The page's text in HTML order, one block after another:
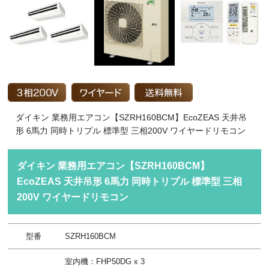
ダイキン 業務用エアコン【SZRH160BCM】EcoZEAS 天井吊
形 6馬力 同時トリプル 標準型 三相200V ワイヤードリモコン
ダイキン 業務用エアコン【SZRH160BCM】
EcoZEAS 天井吊形 6馬力 同時トリプル 標準型 三相
200V ワイヤードリモコン
型番 SZRH160BCM
室内機：FHP50DG x 3